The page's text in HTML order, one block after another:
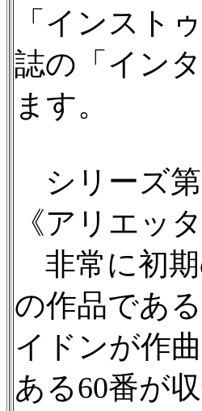
「インスト
誌の「イン
ます。
シリーズ第
《アリエッ
非常に初期
の作品であ
イドンが作
ある60番が